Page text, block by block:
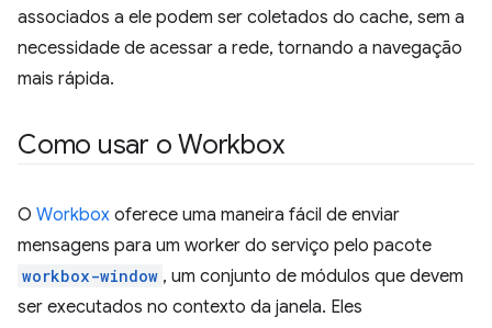
associados a ele podem ser coletados do cache, sem a
necessidade de acessar a rede, tornando a navegação
mais rápida.
Como usar o Workbox
O Workbox oferece uma maneira fácil de enviar
mensagens para um worker do serviço pelo pacote
workbox-window , um conjunto de módulos que devem
ser executados no contexto da janela. Eles